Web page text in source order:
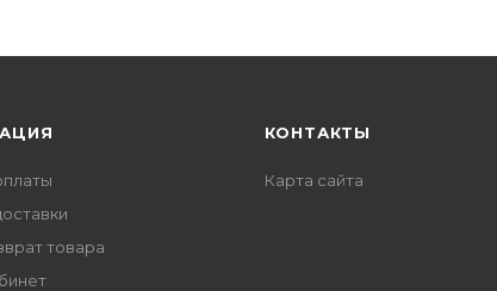
товара
КОНТАКТЫ
Карта сайта